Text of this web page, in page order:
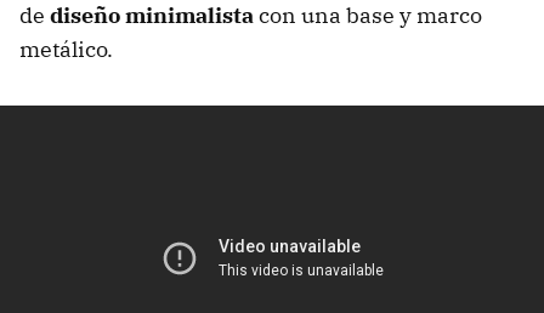
de diseño minimalistacon una base y marco
metálico.